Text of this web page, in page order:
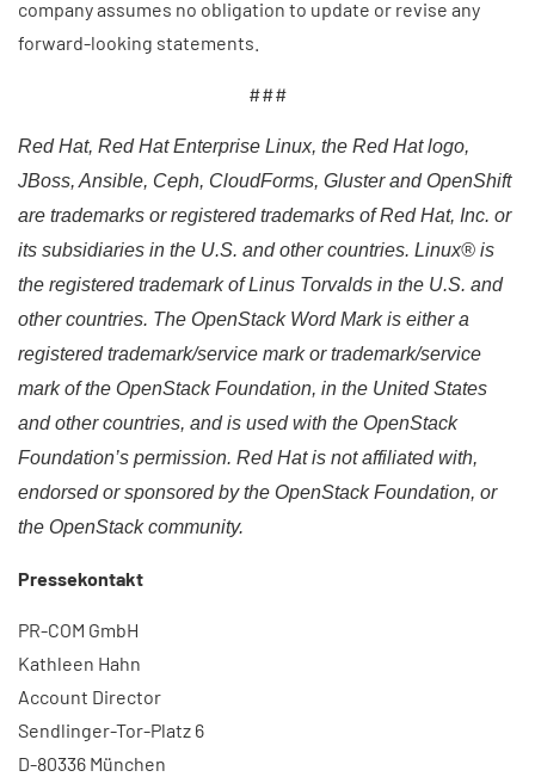
company assumes no obligation to update or revise any
forward-looking statements.
###​
Red Hat, Red Hat Enterprise Linux, the Red Hat logo,
JBoss, Ansible, Ceph, CloudForms, Gluster and OpenShift
are trademarks or registered trademarks of Red Hat, Inc. or
its subsidiaries in the U.S. and other countries. Linux® is
the registered trademark of Linus Torvalds in the U.S. and
other countries. The OpenStack Word Mark is either a
registered trademark/service mark or trademark/service
mark of the OpenStack Foundation, in the United States
and other countries, and is used with the OpenStack
Foundation’s permission. Red Hat is not affiliated with,
endorsed or sponsored by the OpenStack Foundation, or
the OpenStack community.​
Pressekontakt
PR-COM GmbH
Kathleen Hahn
Account Director
Sendlinger-Tor-Platz 6
D-80336 München